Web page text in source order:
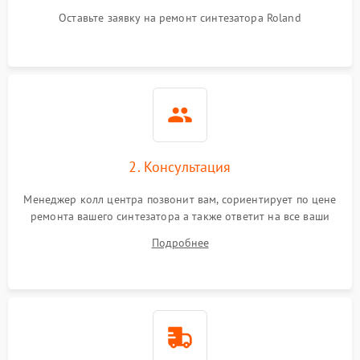
Оставьте заявку на ремонт синтезатора Roland
2. Консультация
Менеджер колл центра позвонит вам, сориентирует по цене
ремонта вашего синтезатора а также ответит на все ваши
Подробнее